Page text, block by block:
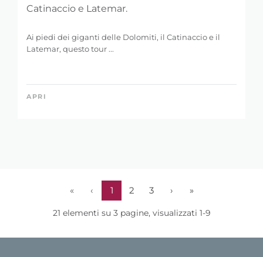
Catinaccio e Latemar.
Ai piedi dei giganti delle Dolomiti, il Catinaccio e il
Latemar, questo tour ...
APRI
« ‹ 1 2 3 › »
21 elementi su 3 pagine, visualizzati 1-9